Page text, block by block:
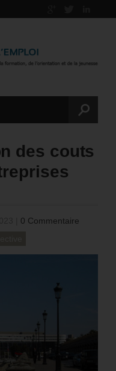
des couts
0 Commentaire